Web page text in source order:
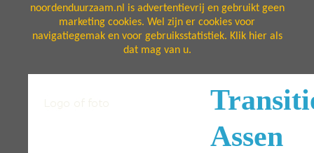
noordenduurzaam.nl is advertentievrij en gebruikt geen
marketing cookies. Wel zijn er cookies voor
navigatiegemak en voor gebruiksstatistiek. Klik hier als
dat mag van u.
Assen